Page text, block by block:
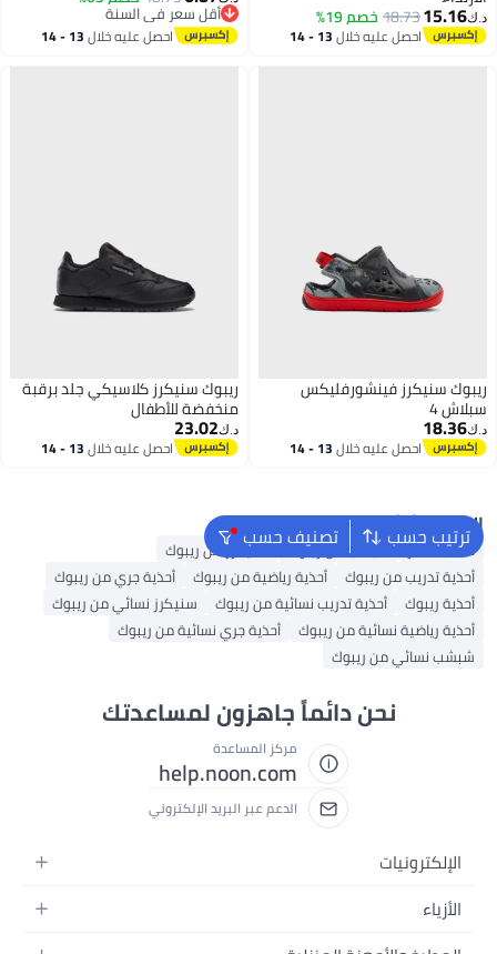
د.ك‏15.16
18.73خصم 19%
احصل عليه خلال 13 - 14
أقل سعر في السنة
أقل سعر في السنة
احصل عليه خلال 13 - 14
ريبوك سنيكرز فينشورفليكس
سبلاش 4
د.ك‏18.36
احصل عليه خلال 13 - 14
ريبوك سنيكرز كلاسيكي جلد برقبة
منخفضة للأطفال
د.ك‏23.02
احصل عليه خلال 13 - 14
ترتيب حسب تصنيف حسب البحث الشائع
حقائب ظهر شبشب من ريبوك
سنيكرز من ريبوك
أحذية تدريب من ريبوك
أحذية رياضية من ريبوك
أحذية جري من ريبوك
أحذية ريبوك
أحذية تدريب نسائية من ريبوك
سنيكرز نسائي من ريبوك
أحذية رياضية نسائية من ريبوك
أحذية جري نسائية من ريبوك
شبشب نسائي من ريبوك
نحن دائماً جاهزون لمساعدتك
مركز المساعدة
help.noon.com
الدعم عبر البريد الإلكتروني
الإلكترونيات
الجوالات
الأزياء
أزياء نسائية